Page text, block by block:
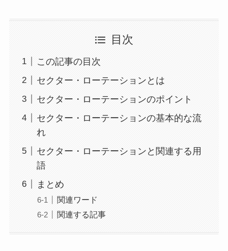
目次
この記事の目次
セクター・ローテーションとは
セクター・ローテーションのポイント
セクター・ローテーションの基本的な流
れ
セクター・ローテーションと関連する用
語
まとめ
関連ワード
関連する記事